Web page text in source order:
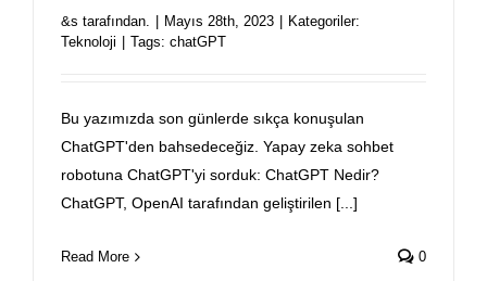
&s tarafından. Mayıs 28th, 2023
Kategoriler:
Teknoloji
Tags: chatGPT
Bu yazımızda son günlerde sıkça konuşulan
ChatGPT'den bahsedeceğiz. Yapay zeka sohbet
robotuna ChatGPT'yi sorduk: ChatGPT Nedir?
ChatGPT, OpenAI tarafından geliştirilen [...]
Read More 0